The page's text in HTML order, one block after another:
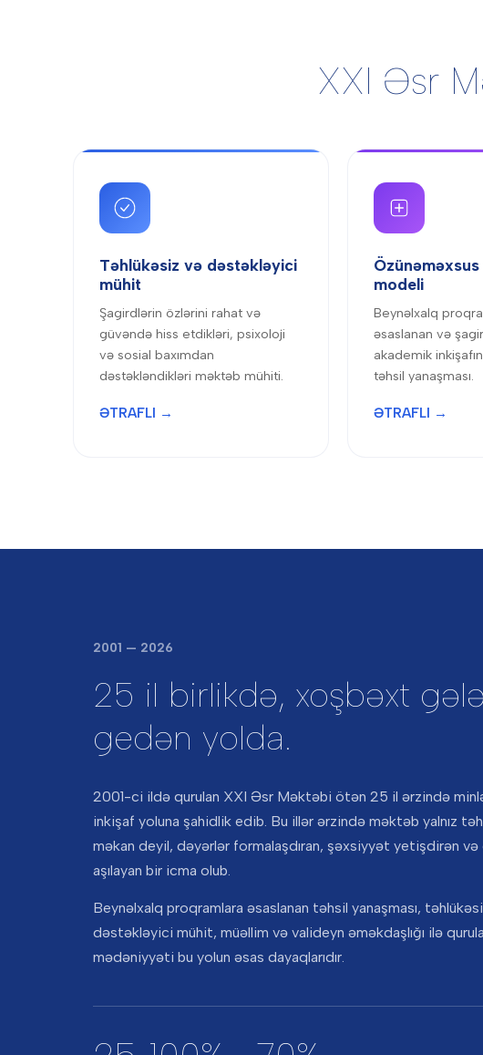
XXI Əsr
Təhlükəsiz və dəstəkləyici
mühit
Şagirdlərin özlərini rahat və
güvəndə hiss etdikləri, psixoloji
və sosial baxımdan
dəstəkləndikləri məktəb mühiti.
ƏTRAFLI →
modeli
Beynəlxalq
əsaslanan və
akademik
təhsil yanaşması.
ƏTRAFLI →
2001 — 2026
25 il birlikdə, xoşbəxt
gedən yolda.
2001-ci ildə qurulan XXI Əsr Məktəbi ötən 25 il ərzində
inkişaf yoluna şahidlik edib. Bu illər ərzində məktəb yalnız
məkan deyil, dəyərlər formalaşdıran, şəxsiyyət yetişdirən
aşılayan bir icma olub.
Beynəlxalq proqramlara əsaslanan təhsil yanaşması,
dəstəkləyici mühit, müəllim və valideyn əməkdaşlığı ilə
mədəniyyəti bu yolun əsas dayaqlarıdır.